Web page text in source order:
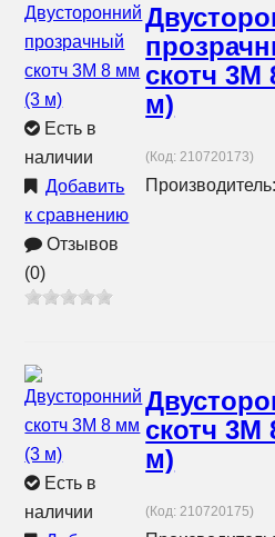
Есть в
наличии
Добавить
к сравнению
Отзывов
(0)
скотч 3М
м)
(Код: 210720173)
Есть в
наличии
скотч 3М
м)
(Код: 210720175)